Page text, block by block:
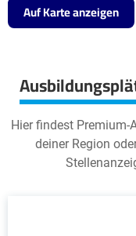
Auf Karte anzeigen
Hier findest Premium-
deiner Region